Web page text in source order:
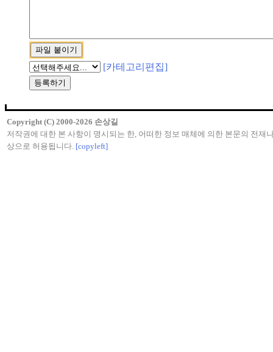
[카테고리편집]
Copyright (C) 2000-2026 손상길
저작권에 대한 본 사항이 명시되는 한, 어떠한 정보 매체에 의한 본문의 전재
상으로 허용됩니다. [copyleft]